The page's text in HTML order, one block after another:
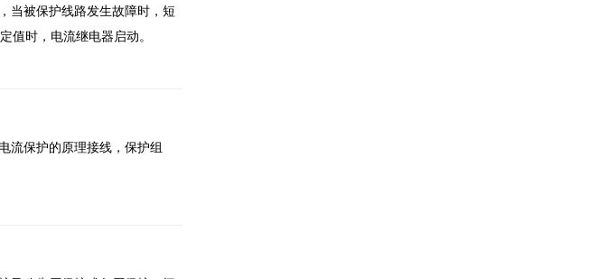
当被保护线路发生故障时，短
值时，电流继电器启动。
流保护的原理接线，保护组